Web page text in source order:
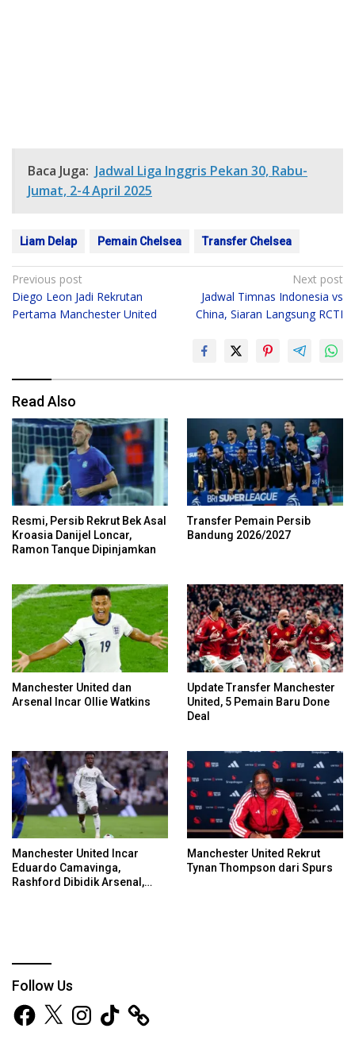
Baca Juga: Jadwal Liga Inggris Pekan 30, Rabu-
Jumat, 2-4 April 2025
Liam Delap Pemain Chelsea Transfer Chelsea
Post
navigation
Previous post
Diego Leon Jadi Rekrutan
Pertama Manchester United
Next post
Jadwal Timnas Indonesia vs
China, Siaran Langsung RCTI
Read Also
Resmi, Persib Rekrut Bek Asal
Kroasia Danijel Loncar,
Ramon Tanque Dipinjamkan
Transfer Pemain Persib
Bandung 2026/2027
Manchester United dan
Arsenal Incar Ollie Watkins
Update Transfer Manchester
United, 5 Pemain Baru Done
Deal
Manchester United Incar
Eduardo Camavinga,
Rashford Dibidik Arsenal,
Manchester United Rekrut
Tynan Thompson dari Spurs
Follow Us
Facebook
X Instagram
TikTok